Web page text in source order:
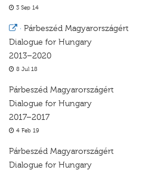
3 Sep 14
· Párbeszéd Magyarországért
Dialogue for Hungary
2013–2020
8 Jul 18
Párbeszéd Magyarországért
Dialogue for Hungary
2017–2017
4 Feb 19
Párbeszéd Magyarországért
Dialogue for Hungary